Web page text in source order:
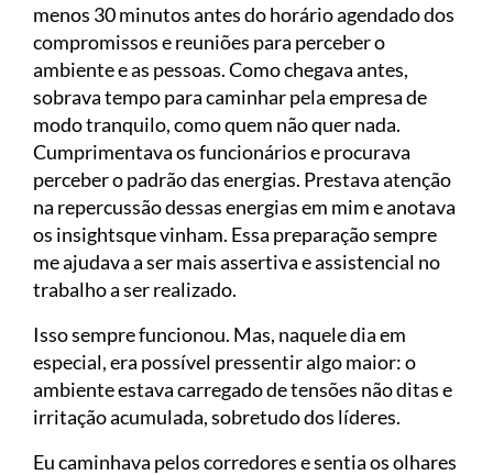
menos 30 minutos antes do horário agendado dos
compromissos e reuniões para perceber o
ambiente e as pessoas. Como chegava antes,
sobrava tempo para caminhar pela empresa de
modo tranquilo, como quem não quer nada.
Cumprimentava os funcionários e procurava
perceber o padrão das energias. Prestava atenção
na repercussão dessas energias em mim e anotava
os insightsque vinham. Essa preparação sempre
me ajudava a ser mais assertiva e assistencial no
trabalho a ser realizado.
Isso sempre funcionou. Mas, naquele dia em
especial, era possível pressentir algo maior: o
ambiente estava carregado de tensões não ditas e
irritação acumulada, sobretudo dos líderes.
Eu caminhava pelos corredores e sentia os olhares